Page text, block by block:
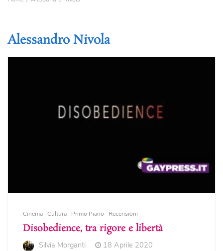
Alessandro Nivola
Cinema Cultura Primo Piano Recensioni
Disobedience, tra rigore e libertà
Silvia Morganti
18 Aprile 2020